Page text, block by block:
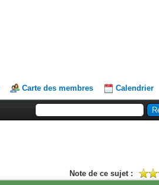
Carte des membres Calendrier
Note de ce sujet :